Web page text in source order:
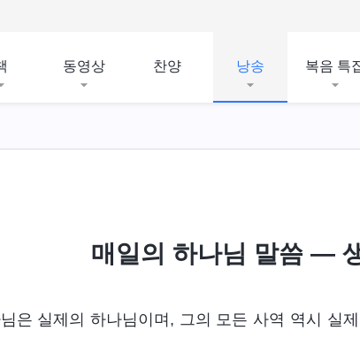
동영상 찬양 낭송 복음 특
매일의 하나님 말씀 ―
은 실제의 하나님이며, 그의 모든 사역 역시 실